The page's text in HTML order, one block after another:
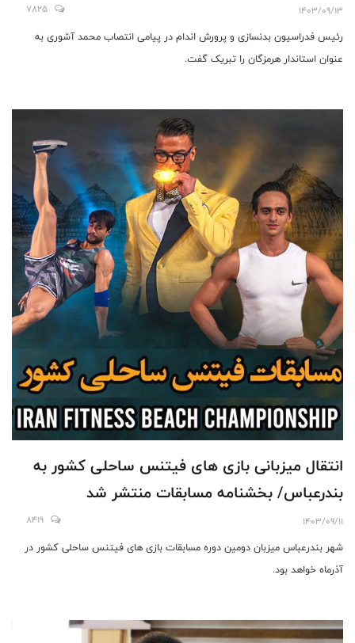
1403/09/13
7825
رئیس فدراسیون بدنسازی و پرورش اندام در پیامی انتصاب محمد آشوری به
عنوان استاندار هرمزگان را تبریک گفت.
انتقال میزبانی بازی های فیتنس ساحلی کشور به
بندرعباس/ بخشنامه مسابقات منتشر شد
1403/09/11
8419
شهر بندرعباس میزبان دومین دوره مسابقات بازی های فیتنس ساحلی کشور در
آذرماه خواهد بود.